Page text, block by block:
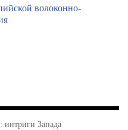
волоконно-
интриги Запада